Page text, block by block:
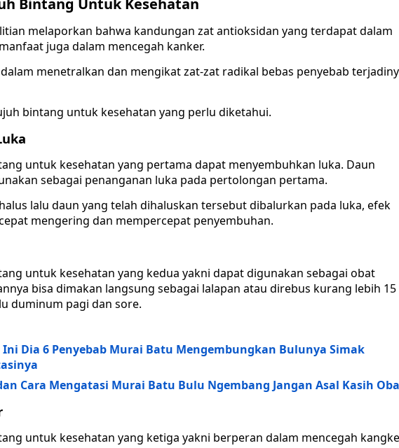
Bintang Untuk Kesehatan
melaporkan bahwa kandungan zat antioksidan yang terdapat dalam
juga dalam mencegah kanker.
menetralkan dan mengikat zat-zat radikal bebas penyebab
bintang untuk kesehatan yang perlu diketahui.
untuk kesehatan yang pertama dapat menyembuhkan luka. Daun
sebagai penanganan luka pada pertolongan pertama.
lalu daun yang telah dihaluskan tersebut dibalurkan pada luka, efek
mengering dan mempercepat penyembuhan.
untuk kesehatan yang kedua yakni dapat digunakan sebagai obat
bisa dimakan langsung sebagai lalapan atau direbus kurang lebih 15
duminum pagi dan sore.
Dia 6 Penyebab Murai Batu Mengembungkan Bulunya Simak
Cara Mengatasi Murai Batu Bulu Ngembang Jangan Asal Kasih
untuk kesehatan yang ketiga yakni berperan dalam mencegah